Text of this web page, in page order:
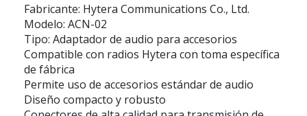
Fabricante: Hytera Communications Co., Ltd.
Modelo: ACN-02
Tipo: Adaptador de audio para accesorios
Compatible con radios Hytera con toma específica
de fábrica
Permite uso de accesorios estándar de audio
Diseño compacto y robusto